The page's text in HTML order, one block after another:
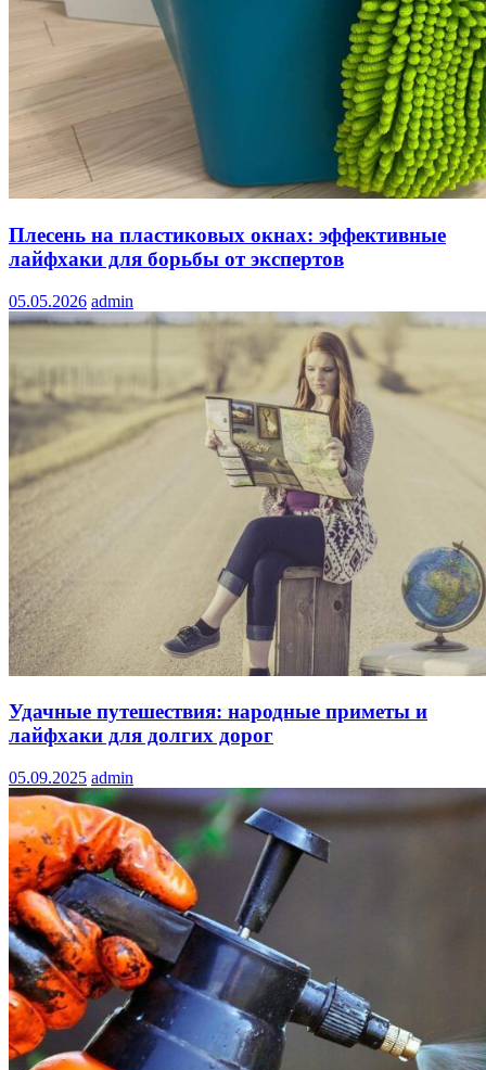
Плесень на пластиковых окнах: эффективные
лайфхаки для борьбы от экспертов
05.05.2026 admin
Удачные путешествия: народные приметы и
лайфхаки для долгих дорог
05.09.2025 admin